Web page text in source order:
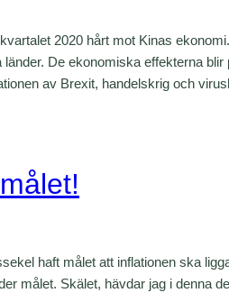
2020 hårt mot Kinas
De ekonomiska effekterna
av Brexit, handelskrig och
haft målet att inflationen ska
målet. Skälet, hävdar jag i denna